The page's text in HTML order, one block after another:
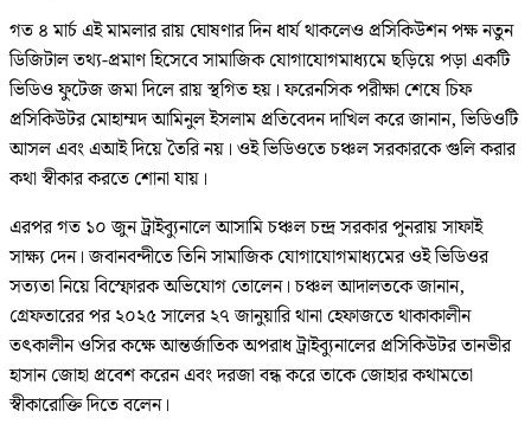
গত ৪ মার্চ এই মামলার রায় ঘোষণার দিন ধার্য থাকলেও প্রসিকিউশন পক্ষ নতুন
ডিজিটাল তথ্য-প্রমাণ হিসেবে সামাজিক যোগাযোগমাধ্যমে ছড়িয়ে পড়া একটি
ভিডিও ফুটেজ জমা দিলে রায় স্থগিত হয়। ফরেনসিক পরীক্ষা শেষে চিফ
প্রসিকিউটর মোহাম্মদ আমিনুল ইসলাম প্রতিবেদন দাখিল করে জানান, ভিডিওটি
আসল এবং এআই দিয়ে তৈরি নয়। ওই ভিডিওতে চঞ্চল সরকারকে গুলি করার
কথা স্বীকার করতে শোনা যায়।
এরপর গত ১০ জুন ট্রাইব্যুনালে আসামি চঞ্চল চন্দ্র সরকার পুনরায় সাফাই
সাক্ষ্য দেন। জবানবন্দীতে তিনি সামাজিক যোগাযোগমাধ্যমের ওই ভিডিওর
সত্যতা নিয়ে বিস্ফোরক অভিযোগ তোলেন। চঞ্চল আদালতকে জানান,
গ্রেফতারের পর ২০২৫ সালের ২৭ জানুয়ারি থানা হেফাজতে থাকাকালীন
তৎকালীন ওসির কক্ষে আন্তর্জাতিক অপরাধ ট্রাইব্যুনালের প্রসিকিউটর তানভীর
হাসান জোহা প্রবেশ করেন এবং দরজা বন্ধ করে তাকে জোহার কথামতো
স্বীকারোক্তি দিতে বলেন।